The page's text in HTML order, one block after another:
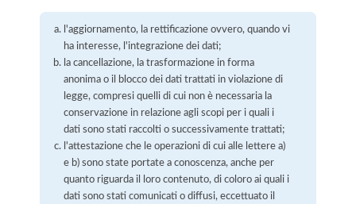
l'aggiornamento, la rettificazione ovvero, quando vi
ha interesse, l'integrazione dei dati;
la cancellazione, la trasformazione in forma
anonima o il blocco dei dati trattati in violazione di
legge, compresi quelli di cui non è necessaria la
conservazione in relazione agli scopi per i quali i
dati sono stati raccolti o successivamente trattati;
l'attestazione che le operazioni di cui alle lettere a)
e b) sono state portate a conoscenza, anche per
quanto riguarda il loro contenuto, di coloro ai quali i
dati sono stati comunicati o diffusi, eccettuato il